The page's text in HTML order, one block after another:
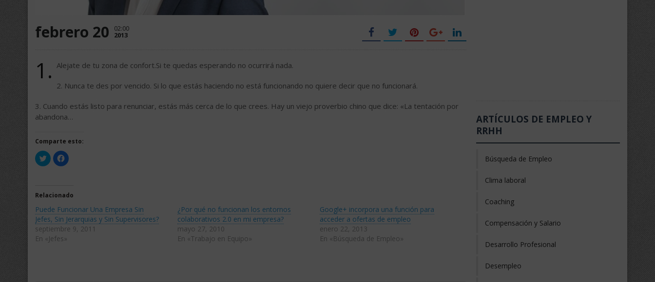
febrero 20 02:00
2013
1. Alejate de tu zona de confort.Si te quedas esperando no ocurrirá nada.
2. Nunca te des por vencido. Si lo que estás haciendo no está funcionando no quiere decir que no funcionará.
3. Cuando estás listo para renunciar, estás más cerca de lo que crees. Hay un viejo proverbio chino que dice: «La tentación por
abandona…
Comparte esto:
Haz
clic
para
(Se
abre
una
ventana
nueva)
Haz
clic
(Se
abre
una
ventana
nueva)
Relacionado
Puede Funcionar Una Empresa Sin
Jefes, Sin Jerarquias y Sin Supervisores?
septiembre 9, 2011
En «Jefes»
¿Por qué no funcionan los entornos
colaborativos 2.0 en mi empresa?
mayo 27, 2010
En «Trabajo en Equipo»
Google+ incorpora una función para
acceder a ofertas de empleo
enero 22, 2013
En «Búsqueda de Empleo»
ARTÍCULOS DE EMPLEO Y
RRHH
Búsqueda de Empleo
Clima laboral
Coaching
Compensación y Salario
Desarrollo Profesional
Desempleo